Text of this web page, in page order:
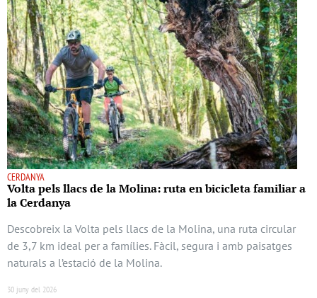
CERDANYA
Volta pels llacs de la Molina: ruta en bicicleta familiar a
la Cerdanya
Descobreix la Volta pels llacs de la Molina, una ruta circular
de 3,7 km ideal per a famílies. Fàcil, segura i amb paisatges
naturals a l’estació de la Molina.
30 juny del 2026